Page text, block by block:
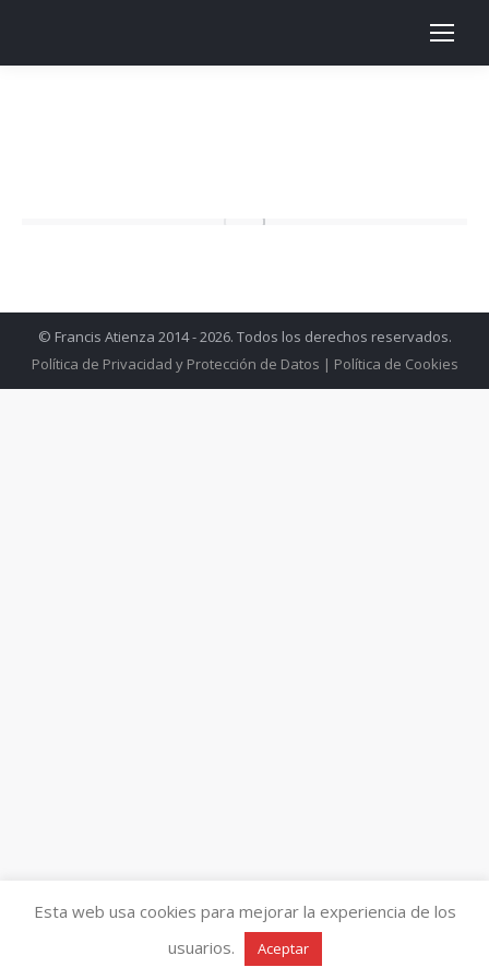
© Francis Atienza 2014 - 2026. Todos los derechos reservados.
Política de Privacidad y Protección de Datos | Política de Cookies
Esta web usa cookies para mejorar la experiencia de los
usuarios.
Aceptar